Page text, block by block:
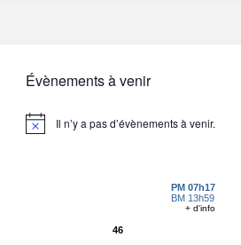
Évènements à venir
Il n’y a pas d’évènements à venir.